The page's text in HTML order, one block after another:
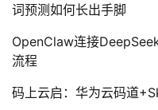
词预测如何长出手脚
OpenClaw连接
流程
码上云启：华为云码道